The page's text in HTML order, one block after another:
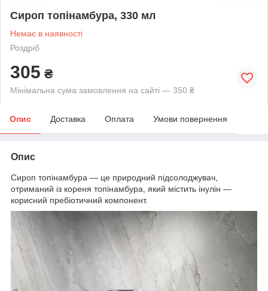
Сироп топінамбура, 330 мл
Немає в наявності
Роздріб
305 ₴
Мінімальна сума замовлення на сайті — 350 ₴
Опис Доставка Оплата Умови повернення
Опис
Сироп топінамбура — це природний підсолоджувач,
отриманий із кореня топінамбура, який містить інулін —
корисний пребіотичний компонент.